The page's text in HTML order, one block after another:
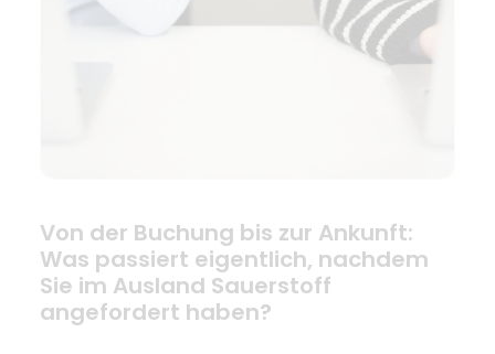
Von der Buchung bis zur Ankunft:
Was passiert eigentlich, nachdem
Sie im Ausland Sauerstoff
angefordert haben?